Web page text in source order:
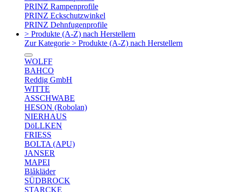
PRINZ Rampenprofile
PRINZ Eckschutzwinkel
PRINZ Dehnfugenprofile
> Produkte (A-Z) nach Herstellern
Zur Kategorie > Produkte (A-Z) nach Herstellern
WOLFF
BAHCO
Reddig GmbH
WITTE
ASSCHWABE
HESON (Robolan)
NIERHAUS
DöLLKEN
FRIESS
BOLTA (APU)
JANSER
MAPEI
Blåkläder
SÜDBROCK
STARCKE